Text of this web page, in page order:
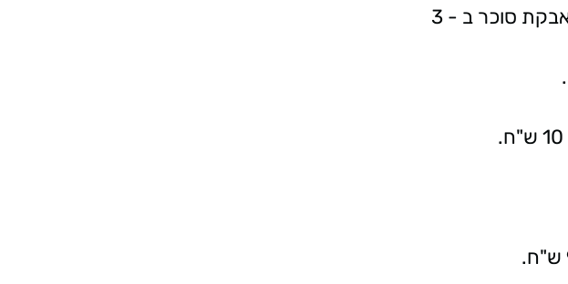
טריו דונאטס - בציפוי שוקולד בלגי חום או לבן וזיגוג נגטיב חום או לבן / אבקת סוכר ב - 3